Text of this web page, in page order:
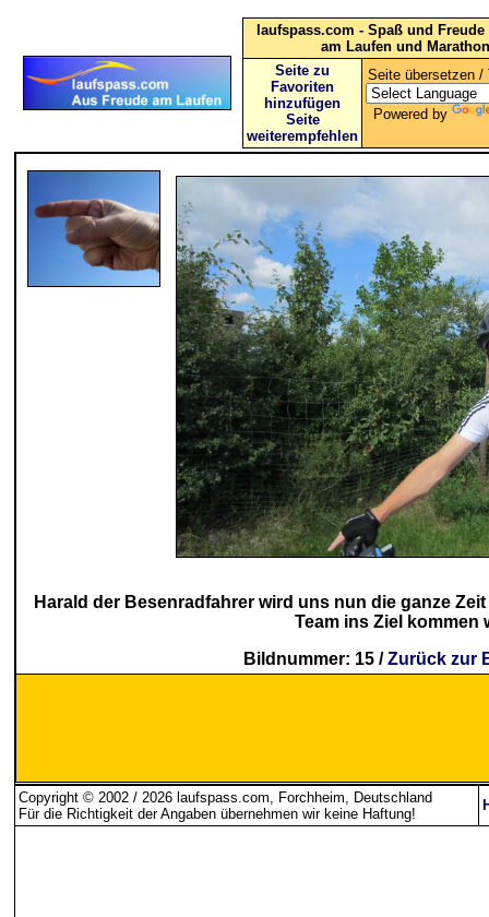
laufspass.com - Spaß und
am Laufen und Marathon
Seite zu
Favoriten
hinzufügen
Seite
weiterempfehlen
Seite übersetzen /
Powered by
Harald der Besenradfahrer wird uns nun die ganze
Team ins Ziel kommen
Bildnummer: 15 /Zurück zur
Copyright © 2002 / 2026 laufspass.com, Forchheim, Deutschland
Für die Richtigkeit der Angaben übernehmen wir keine Haftung!